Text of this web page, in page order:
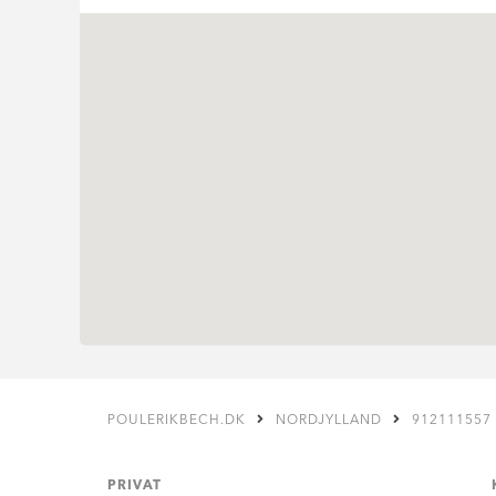
POULERIKBECH.DK NORDJYLLAND 912111557
PRIVAT